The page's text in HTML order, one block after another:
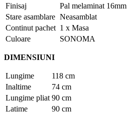
Finisaj
Pal melaminat 16mm
Stare asamblare Neasamblat
Continut pachet 1 x Masa
Culoare
SONOMA
DIMENSIUNI
Lungime
118 cm
Inaltime
74 cm
Lungime pliat 90 cm
Latime
90 cm